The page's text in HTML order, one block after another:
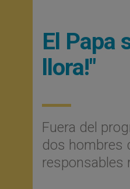
El Papa
llora!"
Fuera del
dos hombres
responsables